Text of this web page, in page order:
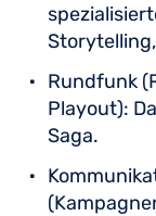
Rundfunk
Playout):
Saga.